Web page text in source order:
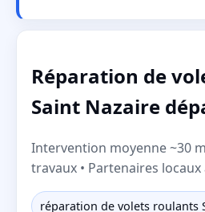
Réparation de
Saint Nazaire
Intervention moyenne ~30
travaux • Partenaires locaux
réparation de volets roulants